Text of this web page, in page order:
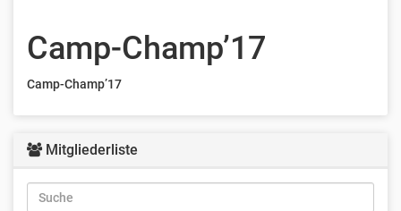
Camp-Champ’17
Camp-Champ’17
Mitgliederliste